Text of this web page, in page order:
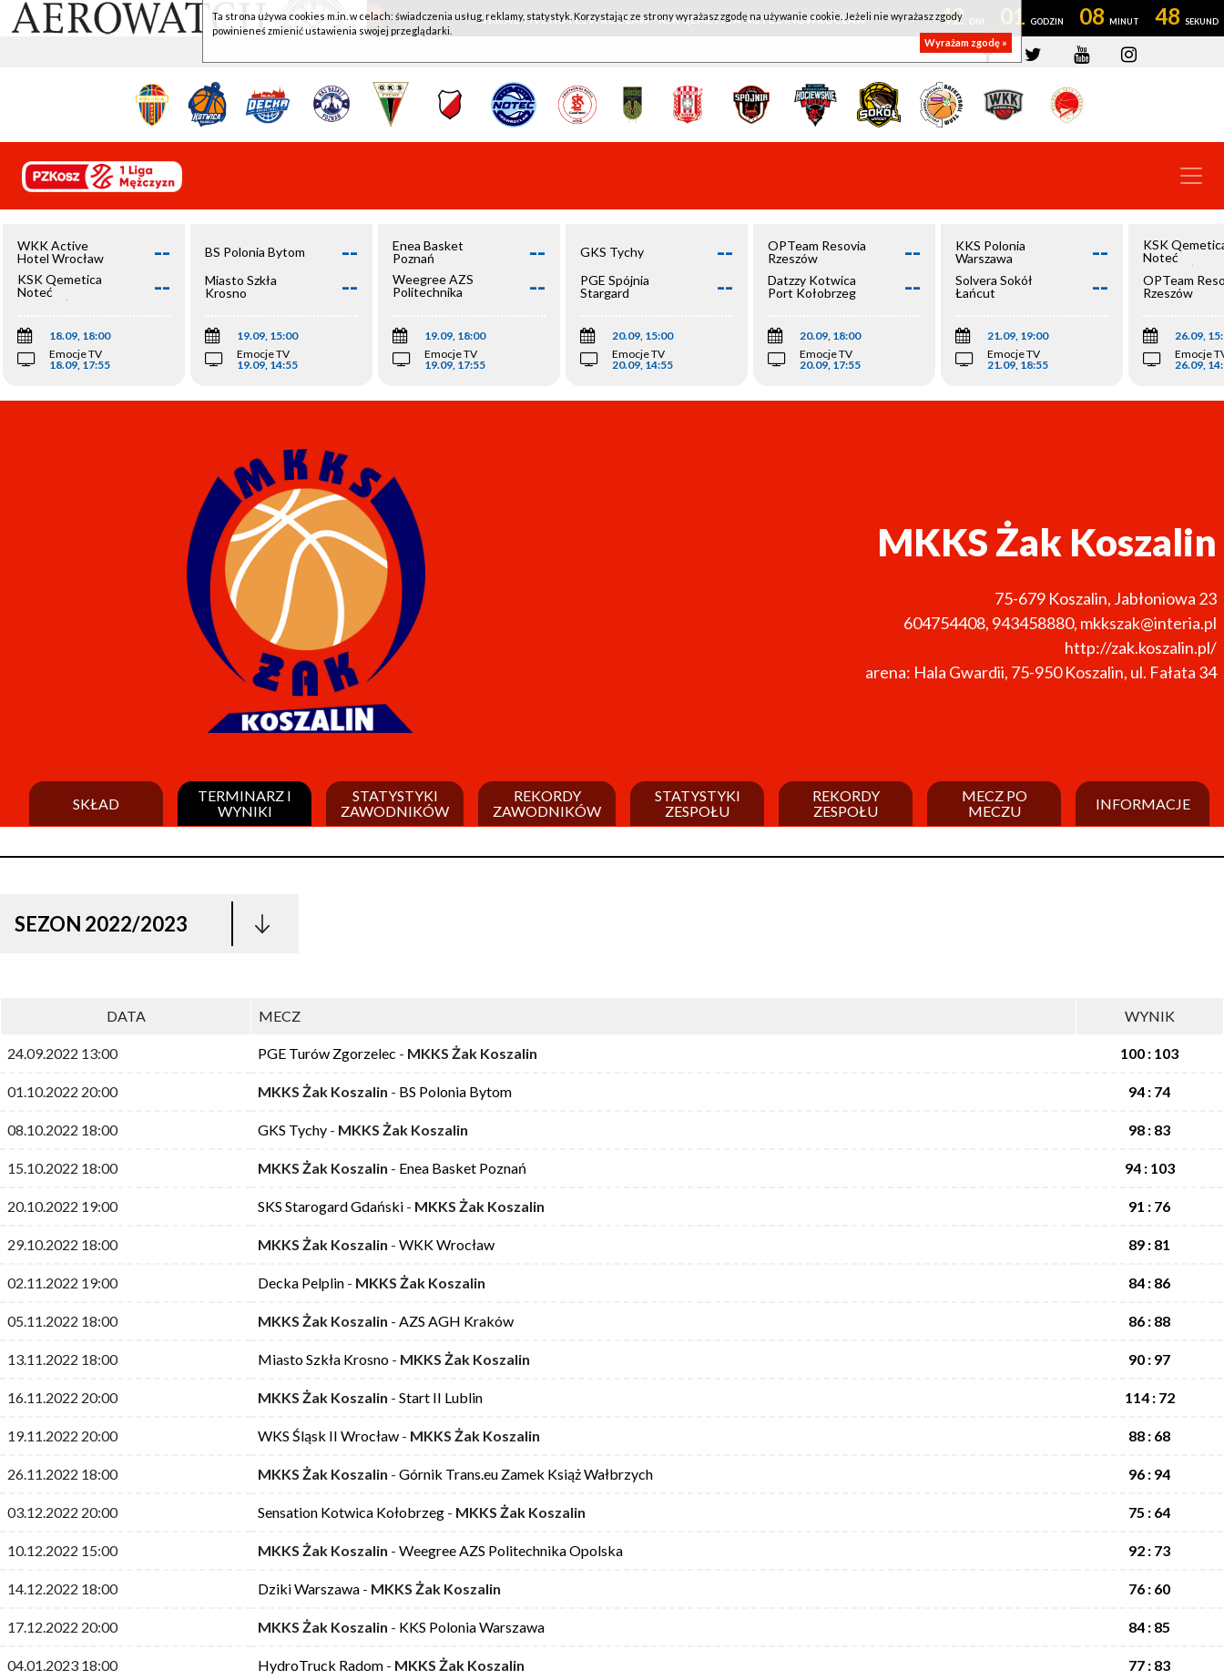
WKK ACTIVE HOTEL WROCŁAW - KSK QEMETICA NOTEĆ INOWROCŁAW 42 01 08 48
WKK Active
Hotel Wrocław
--
KSK Qemetica
Noteć
Inowrocław
--
18.09, 18:00
Emocje TV
18.09, 17:55
BS Polonia Bytom --
Miasto Szkła
Krosno
--
19.09, 15:00
Emocje TV
19.09, 14:55
Enea Basket
Poznań
--
Weegree AZS
Politechnika
--
19.09, 18:00
Emocje TV
19.09, 17:55
GKS Tychy --
PGE Spójnia
Stargard
--
20.09, 15:00
Emocje TV
20.09, 14:55
OPTeam Resovia
Rzeszów
--
Datzzy Kotwica
Port Kołobrzeg
--
20.09, 18:00
Emocje TV
20.09, 17:55
KKS Polonia
Warszawa
--
Solvera Sokół
Łańcut
--
21.09, 19:00
Emocje TV
21.09, 18:55
KSK
Noteć
Inowrocław
OPTeam
Rzeszów
26.09,
Emocje
26.09,
MKKS Żak Koszalin
75-679 Koszalin, Jabłoniowa 23
604754408, 943458880, mkkszak@interia.pl
http://zak.koszalin.pl/
arena: Hala Gwardii, 75-950 Koszalin, ul. Fałata 34
SKŁAD
TERMINARZ I
WYNIKI
STATYSTYKI
ZAWODNIKÓW
REKORDY
ZAWODNIKÓW
STATYSTYKI
ZESPOŁU
REKORDY
ZESPOŁU
MECZ PO
MECZU
INFORMACJE
SEZON 2022/2023
DATA MECZ WYNIK
24.09.2022 13:00 PGE Turów Zgorzelec - MKKS Żak Koszalin 100 : 103
01.10.2022 20:00 MKKS Żak Koszalin - BS Polonia Bytom 94 : 74
08.10.2022 18:00 GKS Tychy - MKKS Żak Koszalin 98 : 83
15.10.2022 18:00 MKKS Żak Koszalin - Enea Basket Poznań 94 : 103
20.10.2022 19:00 SKS Starogard Gdański - MKKS Żak Koszalin 91 : 76
29.10.2022 18:00 MKKS Żak Koszalin - WKK Wrocław 89 : 81
02.11.2022 19:00 Decka Pelplin - MKKS Żak Koszalin 84 : 86
05.11.2022 18:00 MKKS Żak Koszalin - AZS AGH Kraków 86 : 88
13.11.2022 18:00 Miasto Szkła Krosno - MKKS Żak Koszalin 90 : 97
16.11.2022 20:00 MKKS Żak Koszalin - Start II Lublin 114 : 72
19.11.2022 20:00 WKS Śląsk II Wrocław - MKKS Żak Koszalin 88 : 68
26.11.2022 18:00 MKKS Żak Koszalin - Górnik Trans.eu Zamek Książ Wałbrzych 96 : 94
03.12.2022 20:00 Sensation Kotwica Kołobrzeg - MKKS Żak Koszalin 75 : 64
10.12.2022 15:00 MKKS Żak Koszalin - Weegree AZS Politechnika Opolska 92 : 73
14.12.2022 18:00 Dziki Warszawa - MKKS Żak Koszalin 76 : 60
17.12.2022 20:00 MKKS Żak Koszalin - KKS Polonia Warszawa 84 : 85
04.01.2023 18:00 HydroTruck Radom - MKKS Żak Koszalin 77 : 83
Ta strona używa cookies m.in. w celach: świadczenia usług, reklamy, statystyk. Korzystając ze strony wyrażasz zgodę na używanie cookie. Jeżeli nie wyrażasz zgody
powinieneś zmienić ustawienia swojej przeglądarki.
Wyrażam zgodę »